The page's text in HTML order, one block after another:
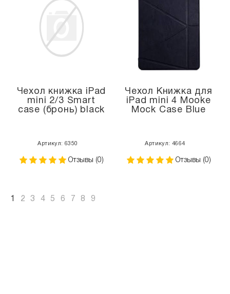
Чехол книжка iPad
mini 2/3 Smart
case (бронь) black
Артикул: 6350
Отзывы (0)
Чехол Книжка для
iPad mini 4 Mooke
Mock Case Blue
Артикул: 4664
Отзывы (0)
1 2 3 4 5 6 7 8 9